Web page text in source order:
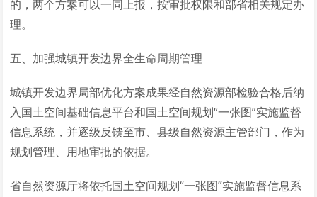
的，两个方案可以一同上报，按审批权限和部省相关规定办
理。
五、加强城镇开发边界全生命周期管理
城镇开发边界局部优化方案成果经自然资源部检验合格后纳
入国土空间基础信息平台和国土空间规划“一张图”实施监督
信息系统，并逐级反馈至市、县级自然资源主管部门，作为
规划管理、用地审批的依据。
省自然资源厅将依托国土空间规划“一张图”实施监督信息系